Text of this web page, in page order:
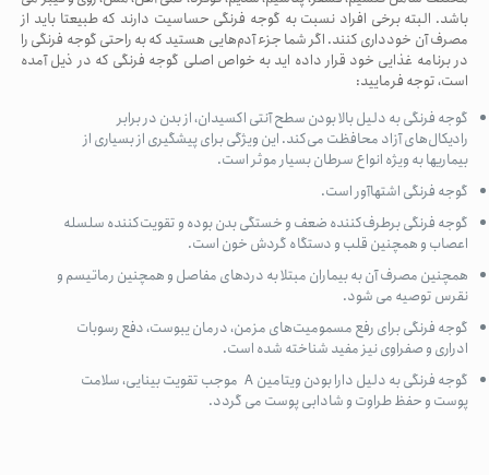
باشد. البته برخی افراد نسبت به گوجه فرنگی حساسیت دارند که طبیعتا باید از
مصرف آن خودداری کنند. اگر شما جزء آدم‌هایی هستید که به راحتی گوجه فرنگی را
در برنامه غذایی خود قرار داده اید به خواص اصلی گوجه فرنگی که در ذیل آمده
است، توجه فرمایید:
گوجه فرنگی به دلیل بالا بودن سطح آنتی اکسیدان، از بدن در برابر
رادیکال‌های آزاد محافظت می‌کند. این ویژگی برای پیشگیری از بسیاری از
بیماریها به ویژه انواع سرطان بسیار موثر است.
گوجه فرنگی اشتهاآور است.
گوجه فرنگی برطرف‌کننده ضعف و خستگی بدن بوده و تقویت‌کننده سلسله
اعصاب و همچنین قلب و دستگاه گردش خون است.
همچنین مصرف آن به بیماران مبتلا به دردهای مفاصل و همچنین رماتیسم و
نقرس توصیه می‌ شود.
گوجه فرنگی برای رفع مسمومیت‌های مزمن، درمان یبوست، دفع رسوبات
ادراری و صفراوی نیز مفید شناخته شده است.
گوجه فرنگی به دلیل دارا بودن ویتامینA موجب تقویت بینایی، سلامت
پوست و حفظ طراوت و شادابی پوست می گردد.